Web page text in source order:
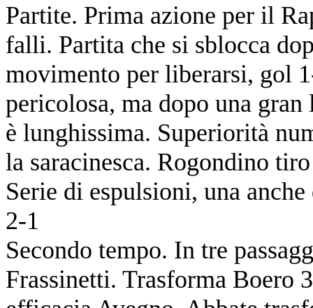
Partite. Prima azione per il
falli. Partita che si sblocca
movimento per liberarsi, gol
pericolosa, ma dopo una
è lunghissima. Superiorità
la saracinesca. Rogondino
Serie di espulsioni, una
2-1
Secondo tempo. In tre
Frassinetti. Trasforma Boero